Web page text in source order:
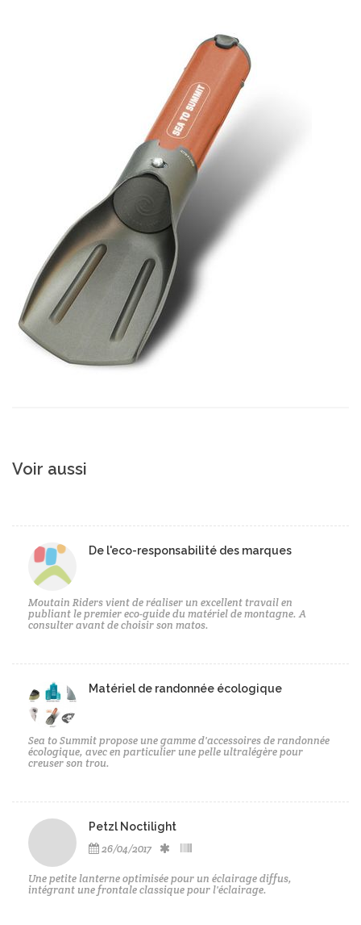
Voir aussi
De l'eco-responsabilité des marques
Moutain Riders vient de réaliser un excellent travail en
publiant le premier eco-guide du matériel de montagne. A
consulter avant de choisir son matos.
Matériel de randonnée écologique
Sea to Summit propose une gamme d'accessoires de randonnée
écologique, avec en particulier une pelle ultralégère pour
creuser son trou.
Petzl Noctilight
26/04/2017
Une petite lanterne optimisée pour un éclairage diffus,
intégrant une frontale classique pour l'éclairage.